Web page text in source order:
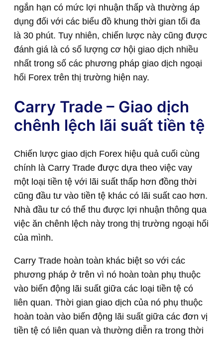
ngắn hạn có mức lợi nhuận thấp và thường áp
dụng đối với các biểu đồ khung thời gian tối đa
là 30 phút. Tuy nhiên, chiến lược này cũng được
đánh giá là có số lượng cơ hội giao dịch nhiều
nhất trong số các phương pháp giao dịch ngoại
hối Forex trên thị trường hiện nay.
Carry Trade – Giao dịch
chênh lệch lãi suất tiền tệ
Chiến lược giao dịch Forex hiệu quả cuối cùng
chính là Carry Trade được dựa theo việc vay
một loại tiền tệ với lãi suất thấp hơn đồng thời
cũng đầu tư vào tiền tệ khác có lãi suất cao hơn.
Nhà đầu tư có thể thu được lợi nhuận thông qua
việc ăn chênh lệch này trong thị trường ngoại hối
của mình.
Carry Trade hoàn toàn khác biệt so với các
phương pháp ở trên vì nó hoàn toàn phụ thuộc
vào biến động lãi suất giữa các loại tiền tệ có
liên quan. Thời gian giao dịch của nó phụ thuộc
hoàn toàn vào biến động lãi suất giữa các đơn vị
tiền tệ có liên quan và thường diễn ra trong thời